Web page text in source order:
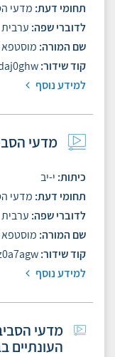
תחומי דעת מדעי
לדוברי שפה ערבית
שם המורה מוסטפא
קוד שידור
למידע נוסף
מדעי
כיתות י-יב
תחומי דעת מדעי
לדוברי שפה ערבית
שם המורה מוסטפא
קוד שידור
למידע נוסף
מדעי
העונתיים